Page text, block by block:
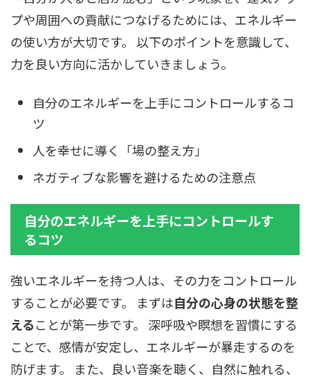
プや周囲への貢献につなげるためには、エネルギー
の使い方が大切です。 以下のポイントを意識して、
力を良い方向に活かしていきましょう。
自分のエネルギーを上手にコントロールするコ
ツ
人を幸せに導く「場の整え方」
ネガティブな影響を避けるための注意点
自分のエネルギーを上手にコントロールす
るコツ
強いエネルギーを持つ人は、その力をコントロール
することが必要です。 まずは自分の心身の状態を整
えることが第一歩です。 深呼吸や瞑想を習慣にする
ことで、感情が安定し、エネルギーが暴走するのを
防げます。 また、良い音楽を聴く、自然に触れる、